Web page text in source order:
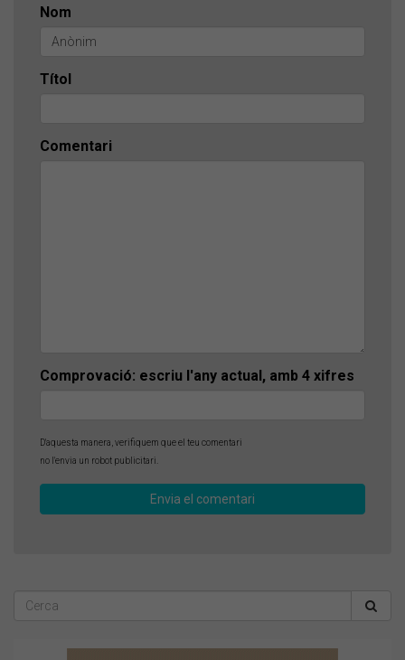
Nom
Títol
Comentari
Comprovació: escriu l'any actual, amb 4 xifres
D'aquesta manera, verifiquem que el teu comentari
no l'envia un robot publicitari.